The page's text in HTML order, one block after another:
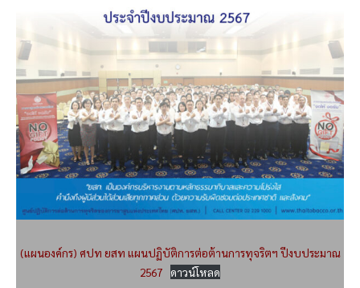
(แผนองค์กร) ศปท ยสท แผนปฏิบัติการต่อต้านการทุจริตฯ ปีงบประมาณ
2567
ดาวน์โหลด